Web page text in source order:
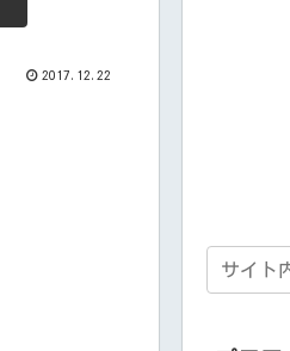
2017.12.22